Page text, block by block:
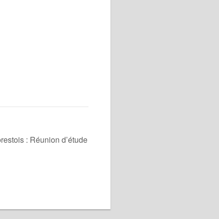
: Réunion d’étude